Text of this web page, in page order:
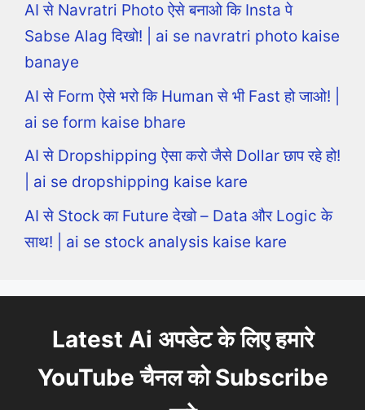
AI से Navratri Photo ऐसे बनाओ कि Insta पे
Sabse Alag दिखो! | ai se navratri photo kaise
banaye
AI से Form ऐसे भरो कि Human से भी Fast हो जाओ! |
ai se form kaise bhare
AI से Dropshipping ऐसा करो जैसे Dollar छाप रहे हो!
| ai se dropshipping kaise kare
AI से Stock का Future देखो – Data और Logic के
साथ! | ai se stock analysis kaise kare
Latest Ai अपडेट के लिए हमारे
YouTube चैनल को Subscribe